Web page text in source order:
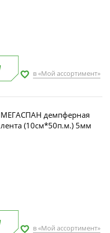
в «Мой ассортимент»
МЕГАСПАН демпферная
лента (10см*50п.м.) 5мм
в «Мой ассортимент»